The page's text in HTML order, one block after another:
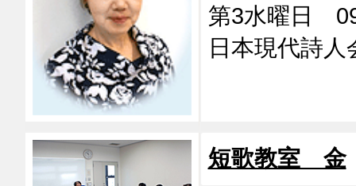
第3水曜日
日本現代
短歌教室 金